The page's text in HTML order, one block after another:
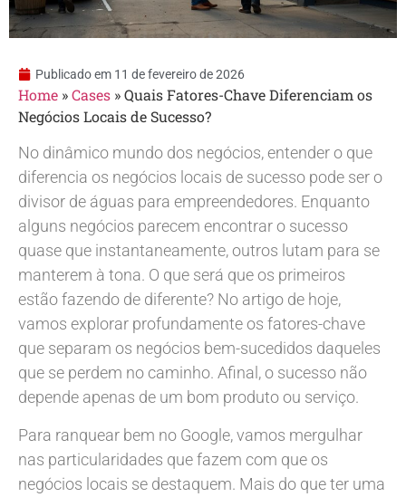
Publicado em 11 de fevereiro de 2026
Home »Cases »Quais Fatores-Chave Diferenciam os
Negócios Locais de Sucesso?
No dinâmico mundo dos negócios, entender o que
diferencia os negócios locais de sucesso pode ser o
divisor de águas para empreendedores. Enquanto
alguns negócios parecem encontrar o sucesso
quase que instantaneamente, outros lutam para se
manterem à tona. O que será que os primeiros
estão fazendo de diferente? No artigo de hoje,
vamos explorar profundamente os fatores-chave
que separam os negócios bem-sucedidos daqueles
que se perdem no caminho. Afinal, o sucesso não
depende apenas de um bom produto ou serviço.
Para ranquear bem no Google, vamos mergulhar
nas particularidades que fazem com que os
negócios locais se destaquem. Mais do que ter uma